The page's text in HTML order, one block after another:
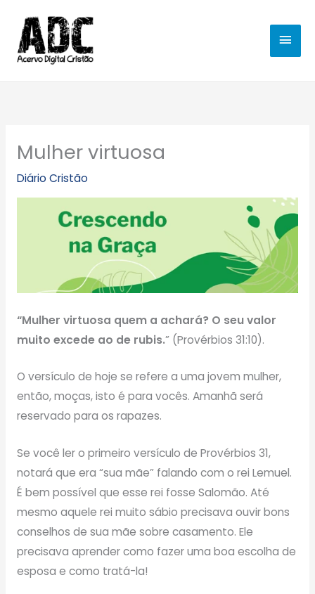
para
conteúdo
Mulher virtuosa
Diário Cristão
“Mulher virtuosa quem a achará? O seu valor
muito excede ao de rubis.” (Provérbios 31:10).
O versículo de hoje se refere a uma jovem mulher,
então, moças, isto é para vocês. Amanhã será
reservado para os rapazes.
Se você ler o primeiro versículo de Provérbios 31,
notará que era “sua mãe” falando com o rei Lemuel.
É bem possível que esse rei fosse Salomão. Até
mesmo aquele rei muito sábio precisava ouvir bons
conselhos de sua mãe sobre casamento. Ele
precisava aprender como fazer uma boa escolha de
esposa e como tratá-la!